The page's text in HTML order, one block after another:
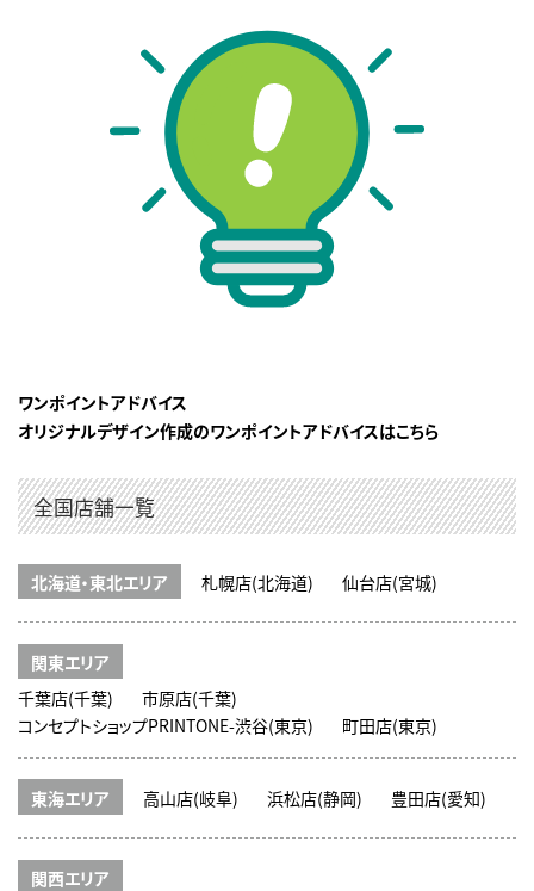
ワンポイントアドバイス
オリジナルデザイン作成のワンポイントアドバイスはこちら
全国店舗一覧
北海道・東北エリア 札幌店(北海道) 仙台店(宮城)
関東エリア
千葉店(千葉)
市原店(千葉)
コンセプトショップPRINTONE-渋谷(東京)
町田店(東京)
東海エリア 高山店(岐阜) 浜松店(静岡) 豊田店(愛知)
関西エリア